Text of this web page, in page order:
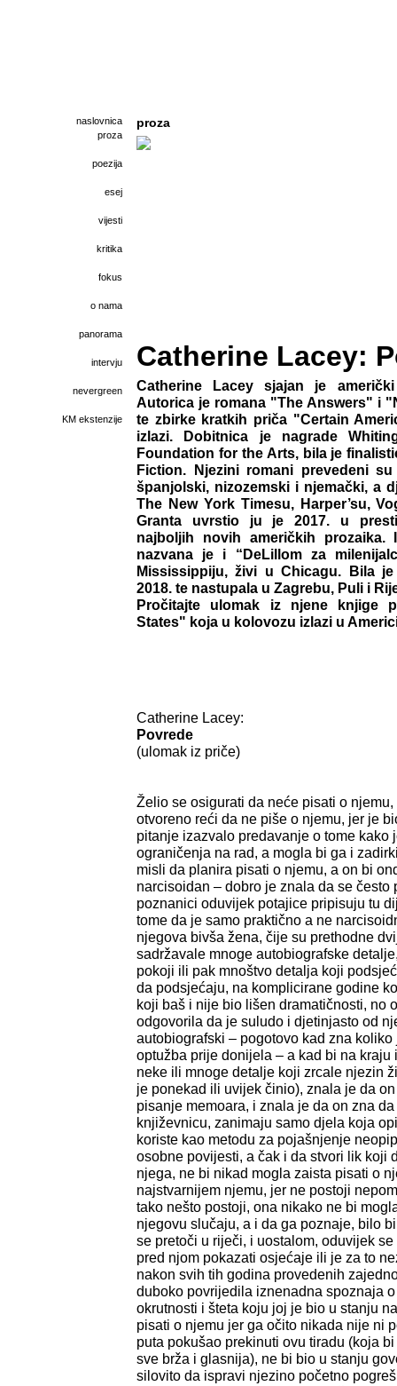
naslovnica
proza
poezija
esej
vijesti
kritika
fokus
o nama
panorama
intervju
nevergreen
KM ekstenzije
proza
Catherine Lacey:
Catherine Lacey sjajan je
Autorica je romana "The Answers" i
te zbirke kratkih priča "Certain
izlazi. Dobitnica je nagrade
Foundation for the Arts, bila je
Fiction. Njezini romani prevedeni
španjolski, nizozemski i njemački, a
The New York Timesu, Harper’su,
Granta uvrstio ju je 2017. u
najboljih novih američkih prozaika.
nazvana je i “DeLillom za
Mississippiju, živi u Chicagu. Bila
2018. te nastupala u Zagrebu, Puli i
Pročitajte ulomak iz njene knjige
States" koja u kolovozu izlazi u
Catherine Lacey:
Povrede
(ulomak iz priče)
Želio se osigurati da neće pisati o
otvoreno reći da ne piše o njemu, jer je
pitanje izazvalo predavanje o tome kako
ograničenja na rad, a mogla bi ga i
misli da planira pisati o njemu, a on bi
narcisoidan – dobro je znala da se često
poznanici oduvijek potajice pripisuju tu
tome da je samo praktično a ne
njegova bivša žena, čije su prethodne
sadržavale mnoge autobiografske
pokoji ili pak mnoštvo detalja koji
da podsjećaju, na komplicirane godine
koji baš i nije bio lišen dramatičnosti, no
odgovorila da je suludo i djetinjasto od
autobiografski – pogotovo kad zna
optužba prije donijela – a kad bi na kraju
neke ili mnoge detalje koji zrcale njezin
je ponekad ili uvijek činio), znala je da
pisanje memoara, i znala je da on zna
književnicu, zanimaju samo djela koja
koriste kao metodu za pojašnjenje
osobne povijesti, a čak i da stvori lik koji
njega, ne bi nikad mogla zaista pisati o
najstvarnijem njemu, jer ne postoji
tako nešto postoji, ona nikako ne bi
njegovu slučaju, a i da ga poznaje, bilo
se pretoči u riječi, i uostalom, oduvijek
pred njom pokazati osjećaje ili je za to
nakon svih tih godina provedenih
duboko povrijedila iznenadna spoznaja
okrutnosti i šteta koju joj je bio u stanju
pisati o njemu jer ga očito nikada nije ni
puta pokušao prekinuti ovu tiradu (koja
sve brža i glasnija), ne bi bio u stanju
silovito da ispravi njezino početno